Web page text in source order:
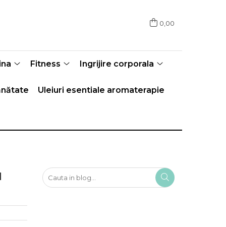
0,00
Fitness Ingrijire corporala
Uleiuri esentiale aromaterapie